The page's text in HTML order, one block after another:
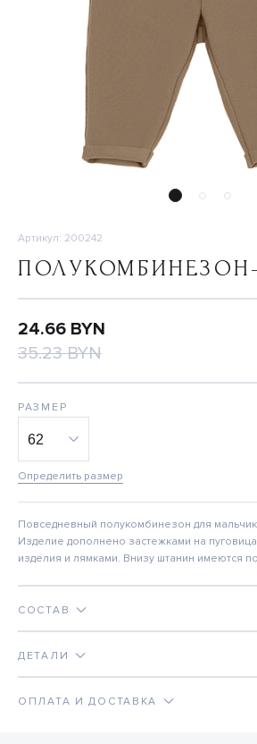
Артикул: 200242
24.66 BYN
35.23 BYN
РАЗМЕР
Определить размер
Повседневный полукомбинезон для
Изделие дополнено застежками на
изделия и лямками. Внизу штанин имеются
СОСТАВ
ДЕТАЛИ
ОПЛАТА И ДОСТАВКА